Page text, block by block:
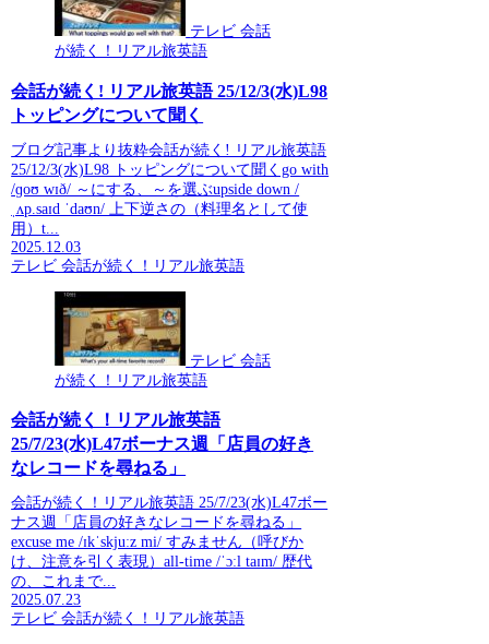
テレビ 会話
が続く！リアル旅英語
会話が続く! リアル旅英語 25/12/3(水)L98
トッピングについて聞く
ブログ記事より抜粋会話が続く! リアル旅英語
25/12/3(水)L98 トッピングについて聞くgo with
/ɡoʊ wɪð/ ～にする、～を選ぶupside down /
ˌʌp.saɪd ˈdaʊn/ 上下逆さの（料理名として使
用）t...
2025.12.03
テレビ 会話が続く！リアル旅英語
テレビ 会話
が続く！リアル旅英語
会話が続く！リアル旅英語
25/7/23(水)L47ボーナス週「店員の好き
なレコードを尋ねる」
会話が続く！リアル旅英語 25/7/23(水)L47ボー
ナス週「店員の好きなレコードを尋ねる」
excuse me /ɪkˈskjuːz mi/ すみません（呼びか
け、注意を引く表現）all-time /ˈɔːl taɪm/ 歴代
の、これまで...
2025.07.23
テレビ 会話が続く！リアル旅英語